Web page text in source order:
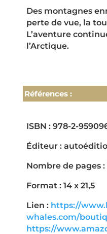
Des montagnes
perte de vue, la
L’aventure
l’Arctique.
Références :
ISBN : 978-2-
Éditeur :
Nombre de pages :
Format : 14 x 21,5
Lien : https://
whales.com/
https://